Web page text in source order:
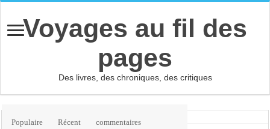
Voyages au fil des
pages
Des livres, des chroniques, des critiques
Populaire Récent commentaires